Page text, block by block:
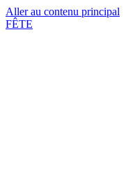
Aller au contenu principal
FÊTE